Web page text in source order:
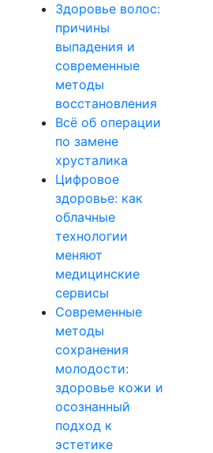
Здоровье волос:
причины
выпадения и
современные
методы
восстановления
Всё об операции
по замене
хрусталика
Цифровое
здоровье: как
облачные
технологии
меняют
медицинские
сервисы
Современные
методы
сохранения
молодости:
здоровье кожи и
осознанный
подход к
эстетике